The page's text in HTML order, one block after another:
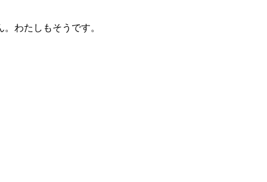
わたしもそうです。